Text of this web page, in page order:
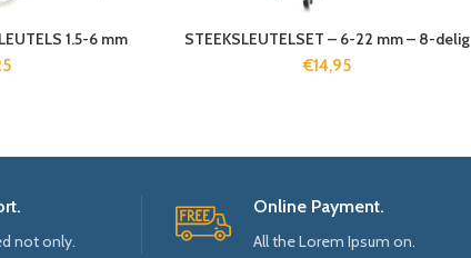
1.5-6 mm
STEEKSLEUTELSET – 6-22 mm – 8-delig
€14,95
not only.
Online Payment.
All the Lorem Ipsum on.